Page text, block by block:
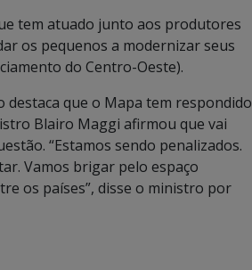
tem atuado junto aos produtores
os pequenos a modernizar seus
do Centro-Oeste).
que o Mapa tem respondido
Blairo Maggi afirmou que vai
“Estamos sendo penalizados.
Vamos brigar pelo espaço
os países”, disse o ministro por